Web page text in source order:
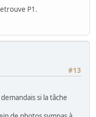
P1.
#13
si la tâche